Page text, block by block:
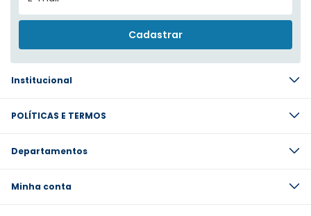
Institucional
POLÍTICAS E TERMOS
Departamentos
Minha conta